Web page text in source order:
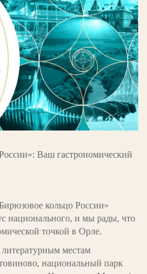
Ваш гастрономический
кольцо России»
национального, и мы рады, что
точкой в Орле.
местам
национальный парк